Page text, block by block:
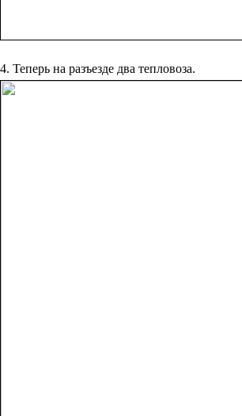
4. Теперь ‎на‏ ‎разъезде ‎два‏ ‎тепловоза.